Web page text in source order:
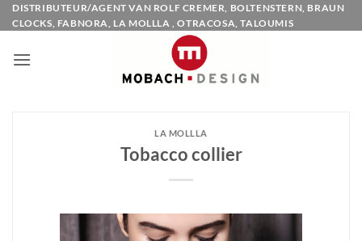
Ga
naar
DISTRIBUTEUR/AGENT VAN ROLF CREMER, BOLTENSTERN, BRAUN
CLOCKS, FABNORA, LA MOLLLA , OTRACOSA, TALOUMIS
LA MOLLLA
Tobacco collier